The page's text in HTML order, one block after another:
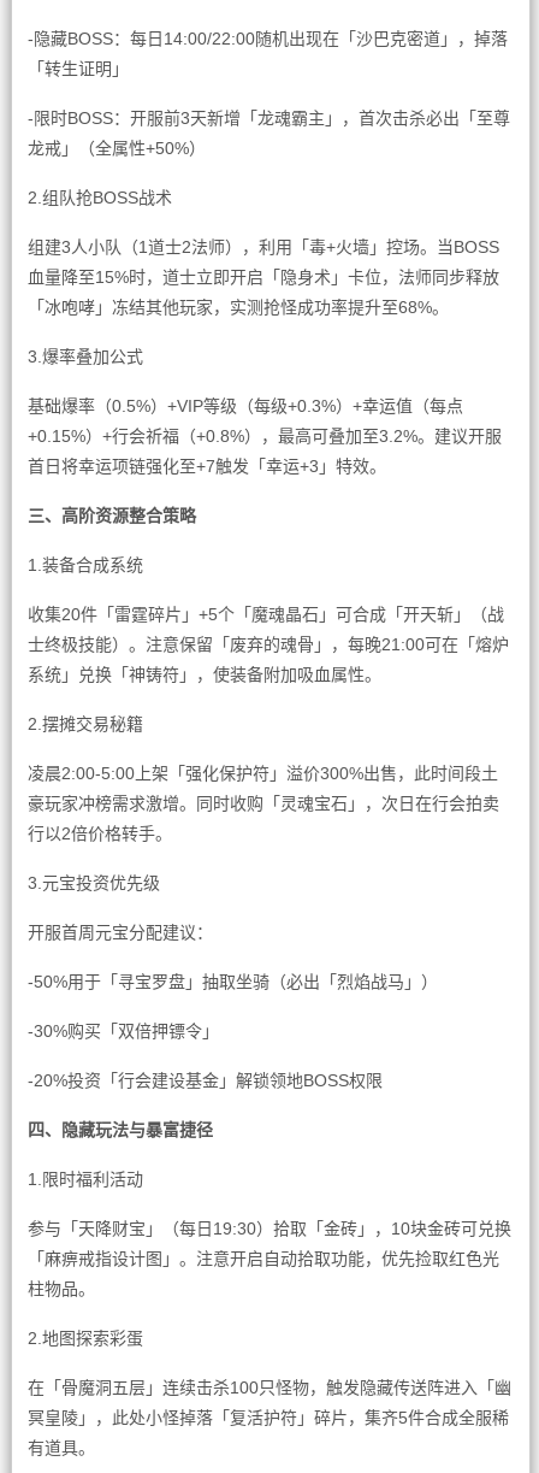
-隐藏BOSS：每日14:00/22:00随机出现在「沙巴克密道」，掉落
「转生证明」
-限时BOSS：开服前3天新增「龙魂霸主」，首次击杀必出「至尊
龙戒」（全属性+50%）
2.组队抢BOSS战术
组建3人小队（1道士2法师），利用「毒+火墙」控场。当BOSS
血量降至15%时，道士立即开启「隐身术」卡位，法师同步释放
「冰咆哮」冻结其他玩家，实测抢怪成功率提升至68%。
3.爆率叠加公式
基础爆率（0.5%）+VIP等级（每级+0.3%）+幸运值（每点
+0.15%）+行会祈福（+0.8%），最高可叠加至3.2%。建议开服
首日将幸运项链强化至+7触发「幸运+3」特效。
三、高阶资源整合策略
1.装备合成系统
收集20件「雷霆碎片」+5个「魔魂晶石」可合成「开天斩」（战
士终极技能）。注意保留「废弃的魂骨」，每晚21:00可在「熔炉
系统」兑换「神铸符」，使装备附加吸血属性。
2.摆摊交易秘籍
凌晨2:00-5:00上架「强化保护符」溢价300%出售，此时间段土
豪玩家冲榜需求激增。同时收购「灵魂宝石」，次日在行会拍卖
行以2倍价格转手。
3.元宝投资优先级
开服首周元宝分配建议：
-50%用于「寻宝罗盘」抽取坐骑（必出「烈焰战马」）
-30%购买「双倍押镖令」
-20%投资「行会建设基金」解锁领地BOSS权限
四、隐藏玩法与暴富捷径
1.限时福利活动
参与「天降财宝」（每日19:30）拾取「金砖」，10块金砖可兑换
「麻痹戒指设计图」。注意开启自动拾取功能，优先捡取红色光
柱物品。
2.地图探索彩蛋
在「骨魔洞五层」连续击杀100只怪物，触发隐藏传送阵进入「幽
冥皇陵」，此处小怪掉落「复活护符」碎片，集齐5件合成全服稀
有道具。